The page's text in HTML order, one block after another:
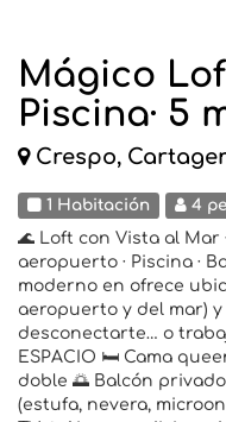
Mágico
Piscina· 5
Crespo,
1 Habitación 4
🌊 Loft con Vista al Mar
aeropuerto · Piscina ·
moderno en ofrece
aeropuerto y del mar)
desconectarte… o
ESPACIO 🛏 Cama
doble 🌅 Balcón
(estufa, nevera,